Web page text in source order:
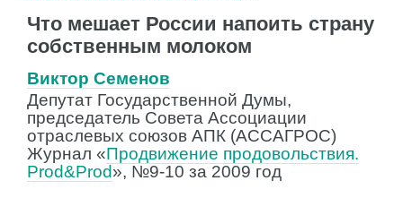
Что мешает России напоить страну
собственным молоком
Виктор Семенов
Депутат Государственной Думы,
председатель Совета Ассоциации
отраслевых союзов АПК (АССАГРОС)
Журнал «Продвижение продовольствия.
Prod&Prod», №9-10 за 2009 год